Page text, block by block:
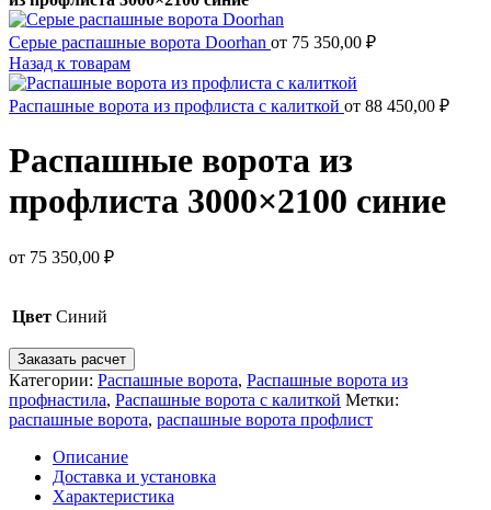
Серые распашные ворота Doorhan от 75 350,00 ₽
Назад к товарам
Распашные ворота из профлиста с калиткой от 88 450,00 ₽
Распашные ворота из
профлиста 3000×2100 синие
от 75 350,00 ₽
Цвет Синий
Заказать расчет
Категории: Распашные ворота, Распашные ворота из
профнастила, Распашные ворота с калиткой Метки:
распашные ворота, распашные ворота профлист
Описание
Доставка и установка
Характеристика